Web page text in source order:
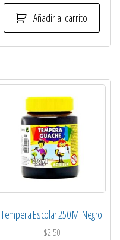
Añadir al carrito
Tempera Escolar 250 Ml Negro
$2.50